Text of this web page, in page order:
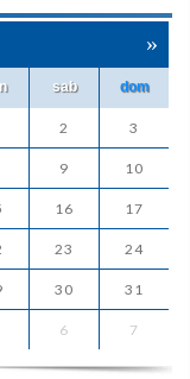
»
sab dom
2 3
9 10
16 17
23 24
30 31
6 7